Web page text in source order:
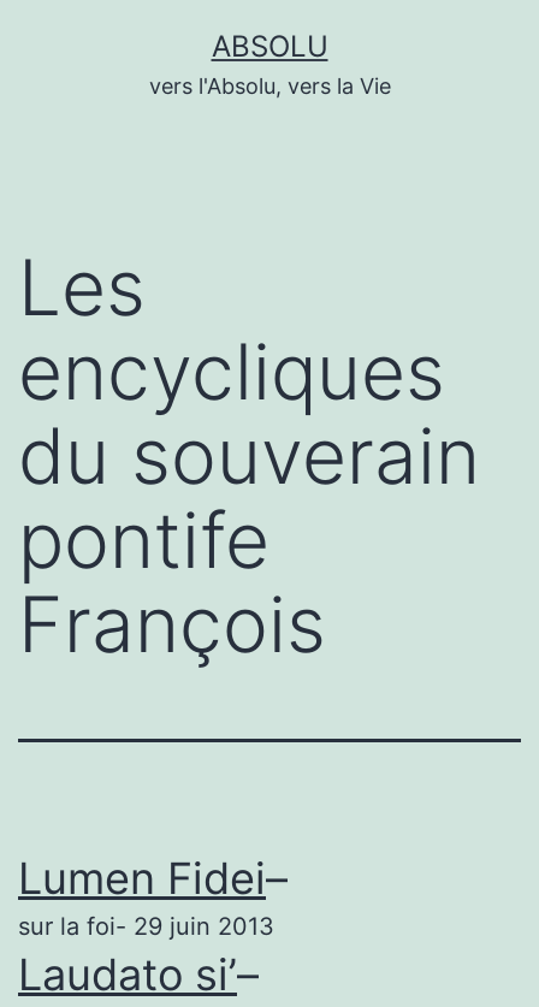
ABSOLU
vers l'Absolu, vers la Vie
Les
encycliques
du souverain
pontife
François
Lumen Fidei–
sur la foi- 29 juin 2013
Laudato si’–